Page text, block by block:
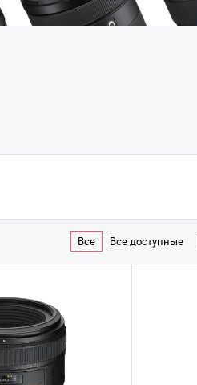
Все Все доступные